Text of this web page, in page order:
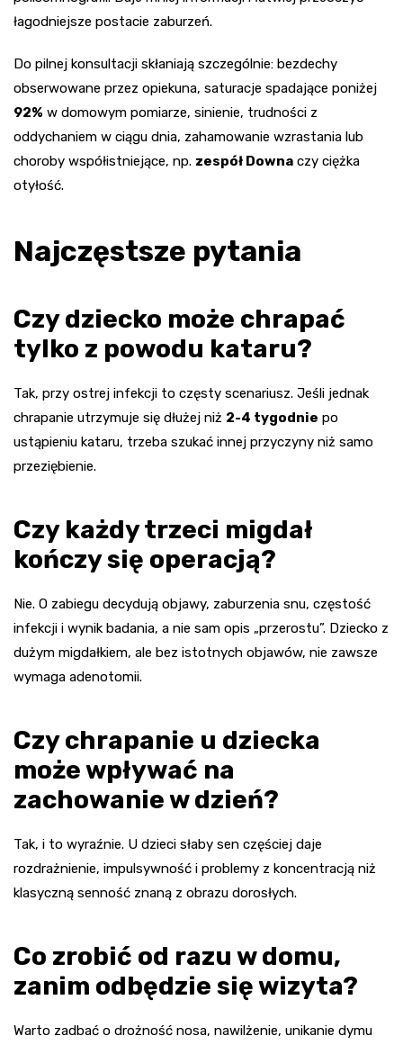
łagodniejsze postacie zaburzeń.
Do pilnej konsultacji skłaniają szczególnie: bezdechy
obserwowane przez opiekuna, saturacje spadające poniżej
92% w domowym pomiarze, sinienie, trudności z
oddychaniem w ciągu dnia, zahamowanie wzrastania lub
choroby współistniejące, np. zespół Downa czy ciężka
otyłość.
Najczęstsze pytania
Czy dziecko może chrapać
tylko z powodu kataru?
Tak, przy ostrej infekcji to częsty scenariusz. Jeśli jednak
chrapanie utrzymuje się dłużej niż 2-4 tygodnie po
ustąpieniu kataru, trzeba szukać innej przyczyny niż samo
przeziębienie.
Czy każdy trzeci migdał
kończy się operacją?
Nie. O zabiegu decydują objawy, zaburzenia snu, częstość
infekcji i wynik badania, a nie sam opis „przerostu”. Dziecko z
dużym migdałkiem, ale bez istotnych objawów, nie zawsze
wymaga adenotomii.
Czy chrapanie u dziecka
może wpływać na
zachowanie w dzień?
Tak, i to wyraźnie. U dzieci słaby sen częściej daje
rozdrażnienie, impulsywność i problemy z koncentracją niż
klasyczną senność znaną z obrazu dorosłych.
Co zrobić od razu w domu,
zanim odbędzie się wizyta?
Warto zadbać o drożność nosa, nawilżenie, unikanie dymu